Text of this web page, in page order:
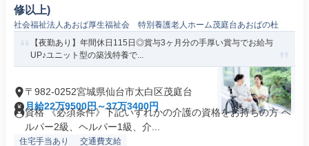
修以上)
社会福祉法人あおば厚生福祉会 特別養護老人ホーム茂庭台あおばの杜
【夜勤あり】年間休日115日◎賞与3ヶ月分の手厚い賞与でお給与
UP♪ユニット型の築浅特養で...
〒982-0252宮城県仙台市太白区茂庭台
月給22万9500円～37万3400円
資格 《必須条件》下記いずれかの介護の資格をお持ちの方 ヘ
ルパー2級、ヘルパー1級、介...
住宅手当あり 交通費支給